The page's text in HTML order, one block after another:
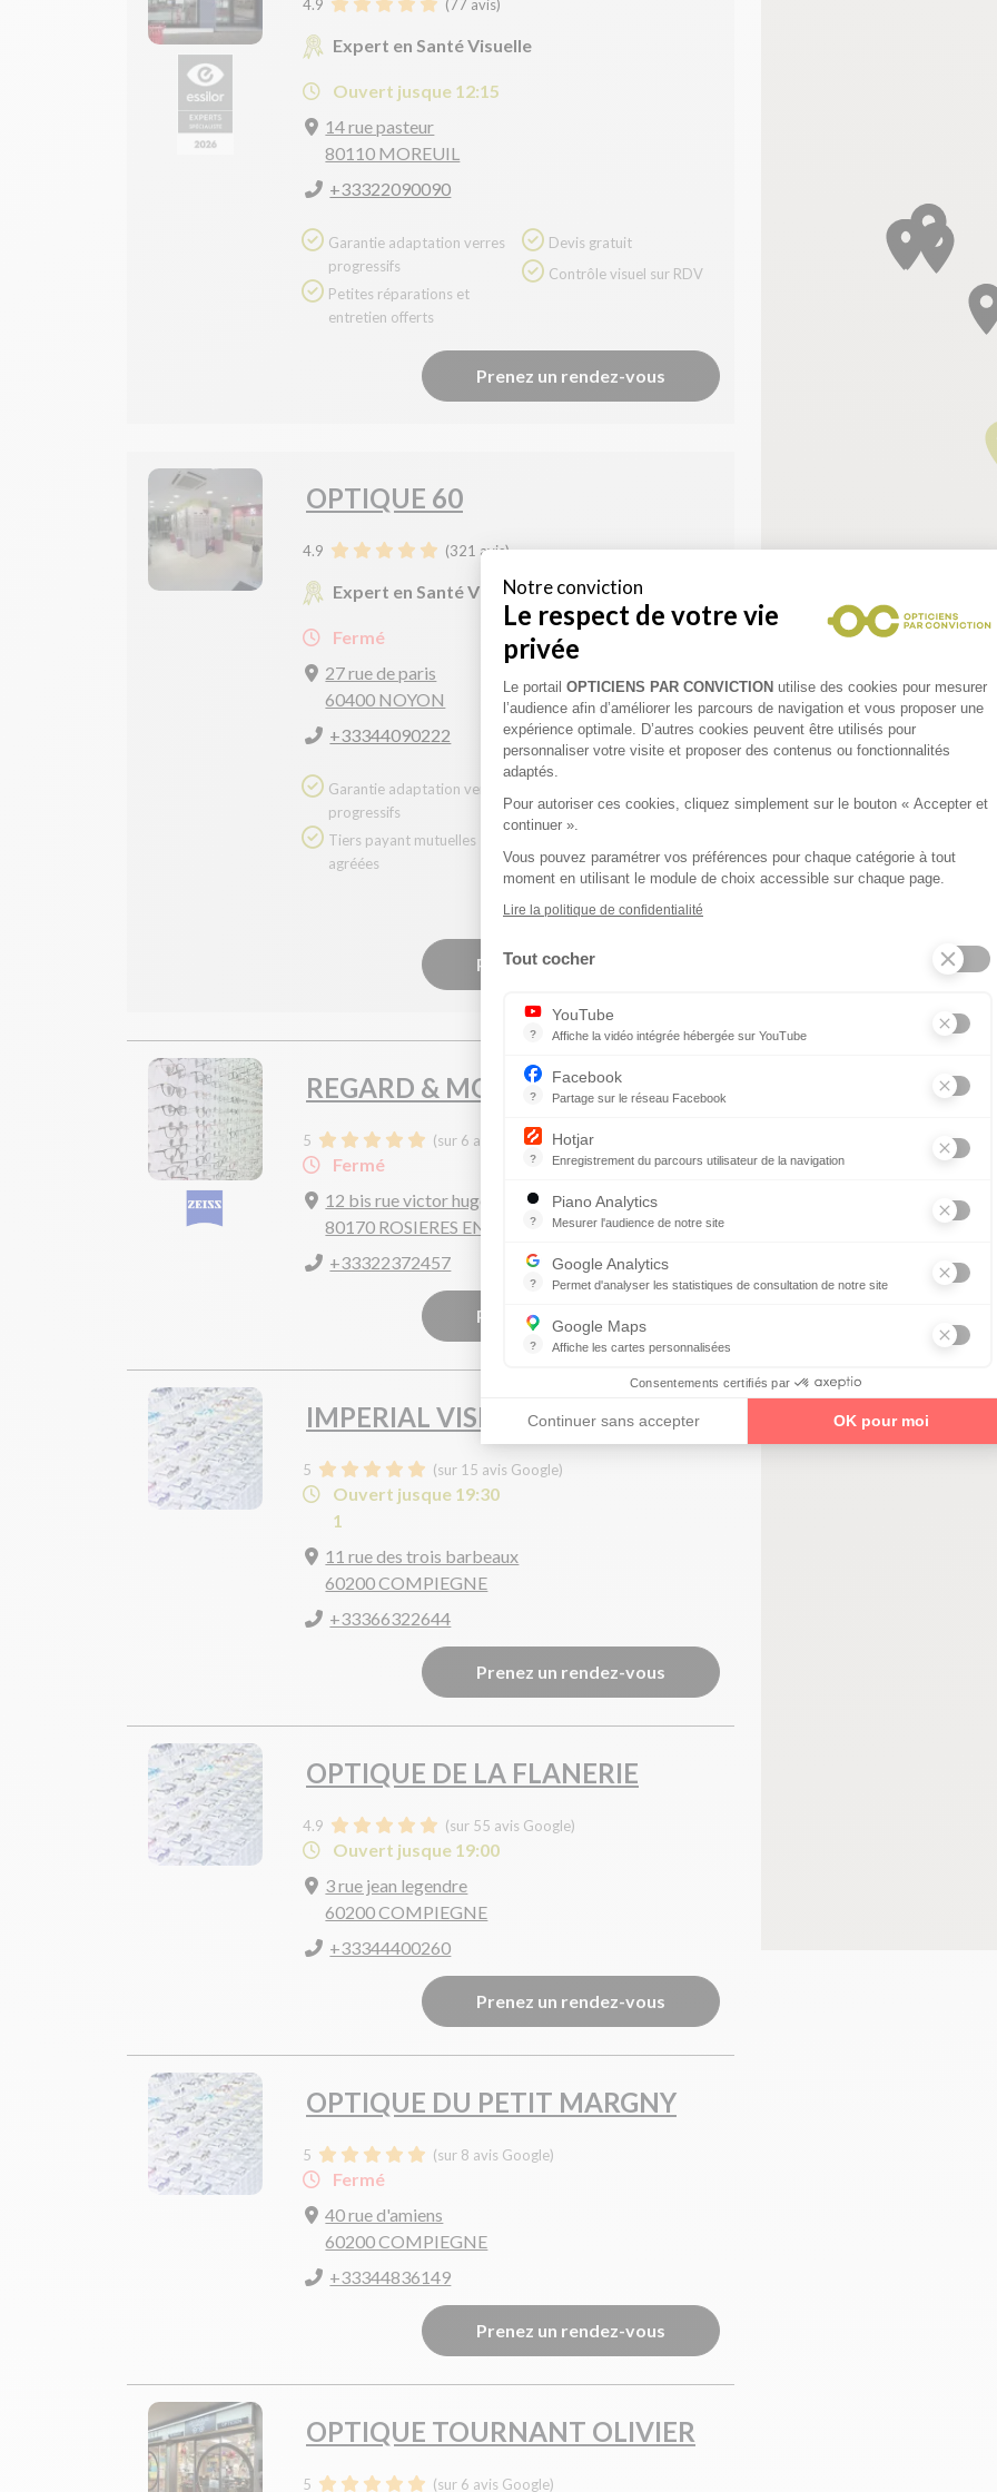
4.9 (77 avis)
Expert en Santé Visuelle
Ouvert jusque 12:15
14 rue pasteur
80110 MOREUIL
+33322090090
progressifs
entretien offerts
Devis gratuit
Contrôle visuel sur RDV
Prenez un rendez-vous
OPTIQUE 60
4.9 (321 avis)
Expert en Santé Visuelle
Fermé
27 rue de paris
60400 NOYON
+33344090222
progressifs
agréées
mobilité réduite
Déplacement à domicile
Contrôle visuel gratuit
Prenez un rendez-vous
REGARD & MOI
5 (sur 6 avis Google)
Fermé
12 bis rue victor hugo
80170 ROSIERES EN SANTERRE
+33322372457
Prenez un rendez-vous
IMPERIAL VISION
5 (sur 15 avis Google)
Ouvert jusque 19:30
1
11 rue des trois barbeaux
60200 COMPIEGNE
+33366322644
Prenez un rendez-vous
OPTIQUE DE LA FLANERIE
4.9 (sur 55 avis Google)
Ouvert jusque 19:00
3 rue jean legendre
60200 COMPIEGNE
+33344400260
Prenez un rendez-vous
OPTIQUE DU PETIT MARGNY
5 (sur 8 avis Google)
Fermé
40 rue d'amiens
60200 COMPIEGNE
+33344836149
Prenez un rendez-vous
OPTIQUE TOURNANT OLIVIER
5 (sur 6 avis Google)
Notre conviction
Le respect de votre vie
privée
Plateforme de Gestion du
Le portail OPTICIENS PAR CONVICTION utilise des cookies pour mesurer
l’audience afin d’améliorer les parcours de navigation et vous proposer une
expérience optimale. D’autres cookies peuvent être utilisés pour
personnaliser votre visite et proposer des contenus ou fonctionnalités
adaptés.
Pour autoriser ces cookies, cliquez simplement sur le bouton « Accepter et
continuer ».
Vous pouvez paramétrer vos préférences pour chaque catégorie à tout
moment en utilisant le module de choix accessible sur chaque page.
Lire la politique de confidentialité
Tout cocher
?
YouTube
Affiche la vidéo intégrée hébergée sur YouTube
?
Facebook
Partage sur le réseau Facebook
?
Hotjar
Enregistrement du parcours utilisateur de la navigation
?
Piano Analytics
Mesurer l'audience de notre site
?
Google Analytics
Permet d'analyser les statistiques de consultation de notre site
?
Google Maps
Affiche les cartes personnalisées
Consentements certifiés par
Continuer sans accepter OK pour moi